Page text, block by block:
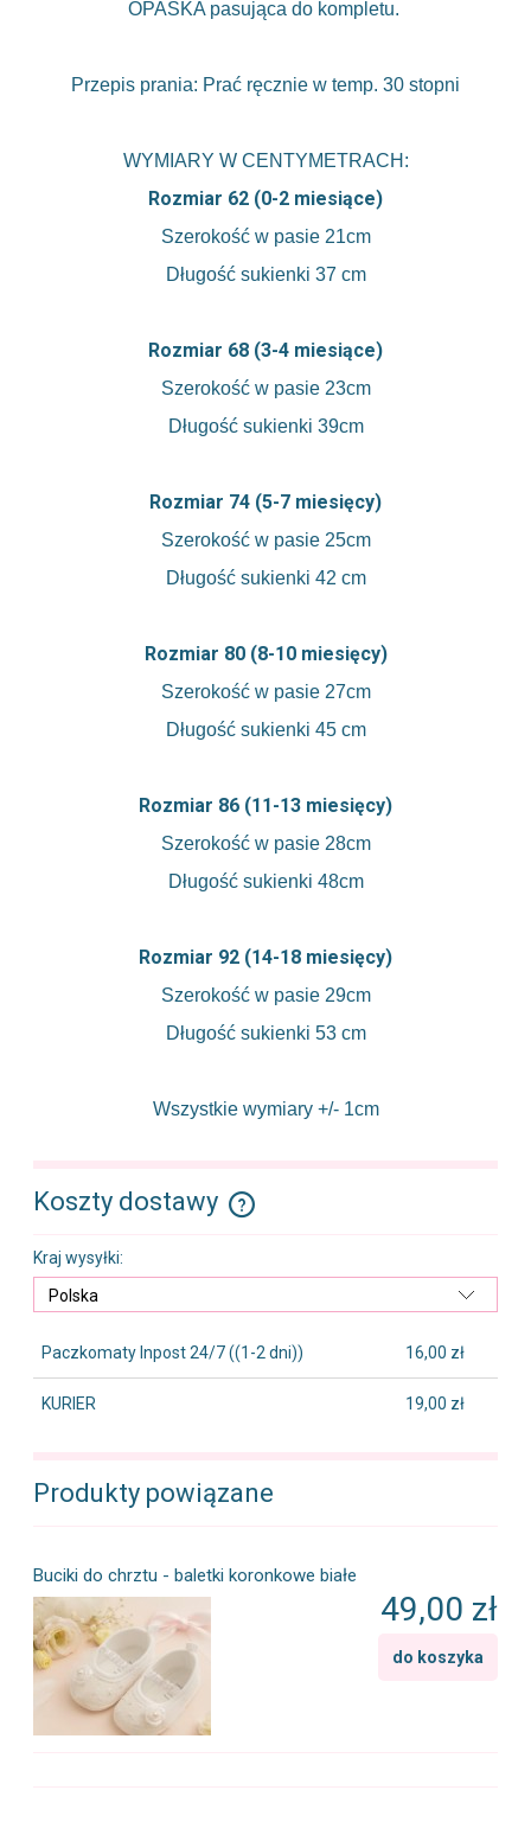
OPASKA pasująca do kompletu.
Przepis prania: Prać ręcznie w temp. 30 stopni
WYMIARY W CENTYMETRACH:
Rozmiar 62 (0-2 miesiące)
Szerokość w pasie 21cm
Długość sukienki 37 cm
Rozmiar 68 (3-4 miesiące)
Szerokość w pasie 23cm
Długość sukienki 39cm
Rozmiar 74 (5-7 miesięcy)
Szerokość w pasie 25cm
Długość sukienki 42 cm
Rozmiar 80 (8-10 miesięcy)
Szerokość w pasie 27cm
Długość sukienki 45 cm
Rozmiar 86 (11-13 miesięcy)
Szerokość w pasie 28cm
Długość sukienki 48cm
Rozmiar 92 (14-18 miesięcy)
Szerokość w pasie 29cm
Długość sukienki 53 cm
Wszystkie wymiary +/- 1cm
Koszty dostawy
Cena nie zawiera ewentualnych kosztów płatności
Kraj wysyłki:
Paczkomaty Inpost 24/7((1-2 dni)) 16,00 zł
KURIER 19,00 zł
Produkty powiązane
Buciki do chrztu - baletki koronkowe białe
49,00 zł
do koszyka